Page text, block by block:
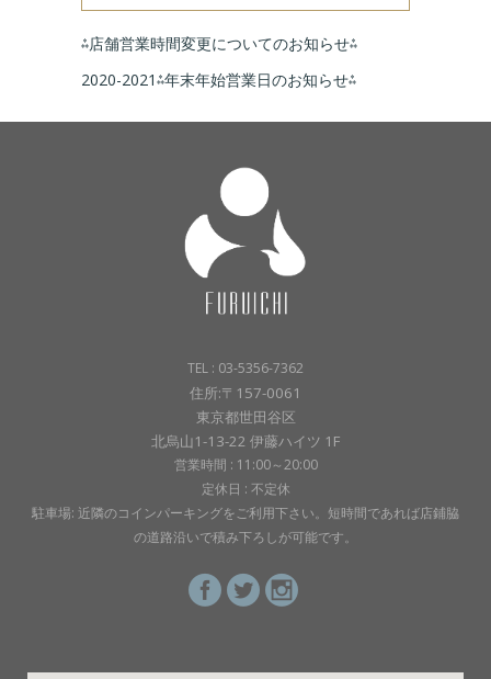
⁂店舗営業時間変更についてのお知らせ⁂
2020-2021⁂年末年始営業日のお知らせ⁂
TEL : 03-5356-7362
住所:〒157-0061
東京都世田谷区
北烏山1-13-22 伊藤ハイツ 1F
営業時間 : 11:00～20:00
定休日 : 不定休
駐車場: 近隣のコインパーキングをご利用下さい。短時間であれば店鋪脇
の道路沿いで積み下ろしが可能です。